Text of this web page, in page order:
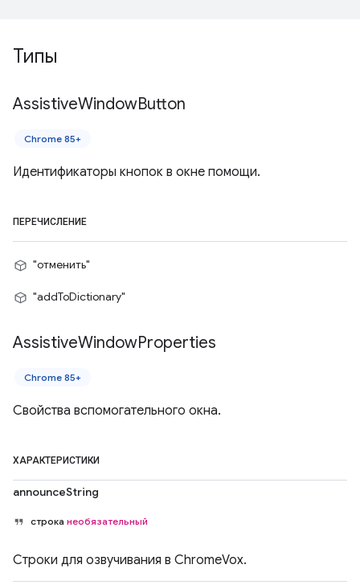
Типы
AssistiveWindowButton
Chrome 85+
Идентификаторы кнопок в окне помощи.
ПЕРЕЧИСЛЕНИЕ
"отменить"
"addToDictionary"
AssistiveWindowProperties
Chrome 85+
Свойства вспомогательного окна.
ХАРАКТЕРИСТИКИ
announceString
строка необязательный
Строки для озвучивания в ChromeVox.